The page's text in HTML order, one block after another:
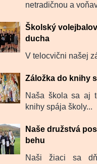
netradičnou a
Školský
ducha
V telocvični našej
Záložka do knihy
Naša škola sa aj
knihy spája školy...
Naše družstvá
behu
Naši žiaci sa